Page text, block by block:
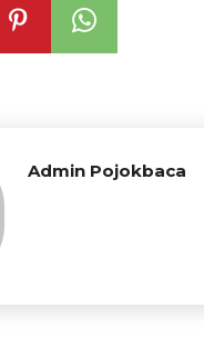
Admin Pojokbaca